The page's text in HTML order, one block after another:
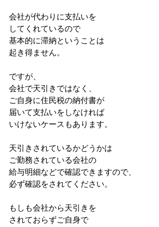
会社が代わりに支払いを
してくれているので
基本的に滞納ということは
起き得ません。
ですが、
会社で天引きではなく、
ご自身に住民税の納付書が
届いて支払いをしなければ
いけないケースもあります。
天引きされているかどうかは
ご勤務されている会社の
給与明細などで確認できますので、
必ず確認をされてください。
もしも会社から天引きを
されておらずご自身で